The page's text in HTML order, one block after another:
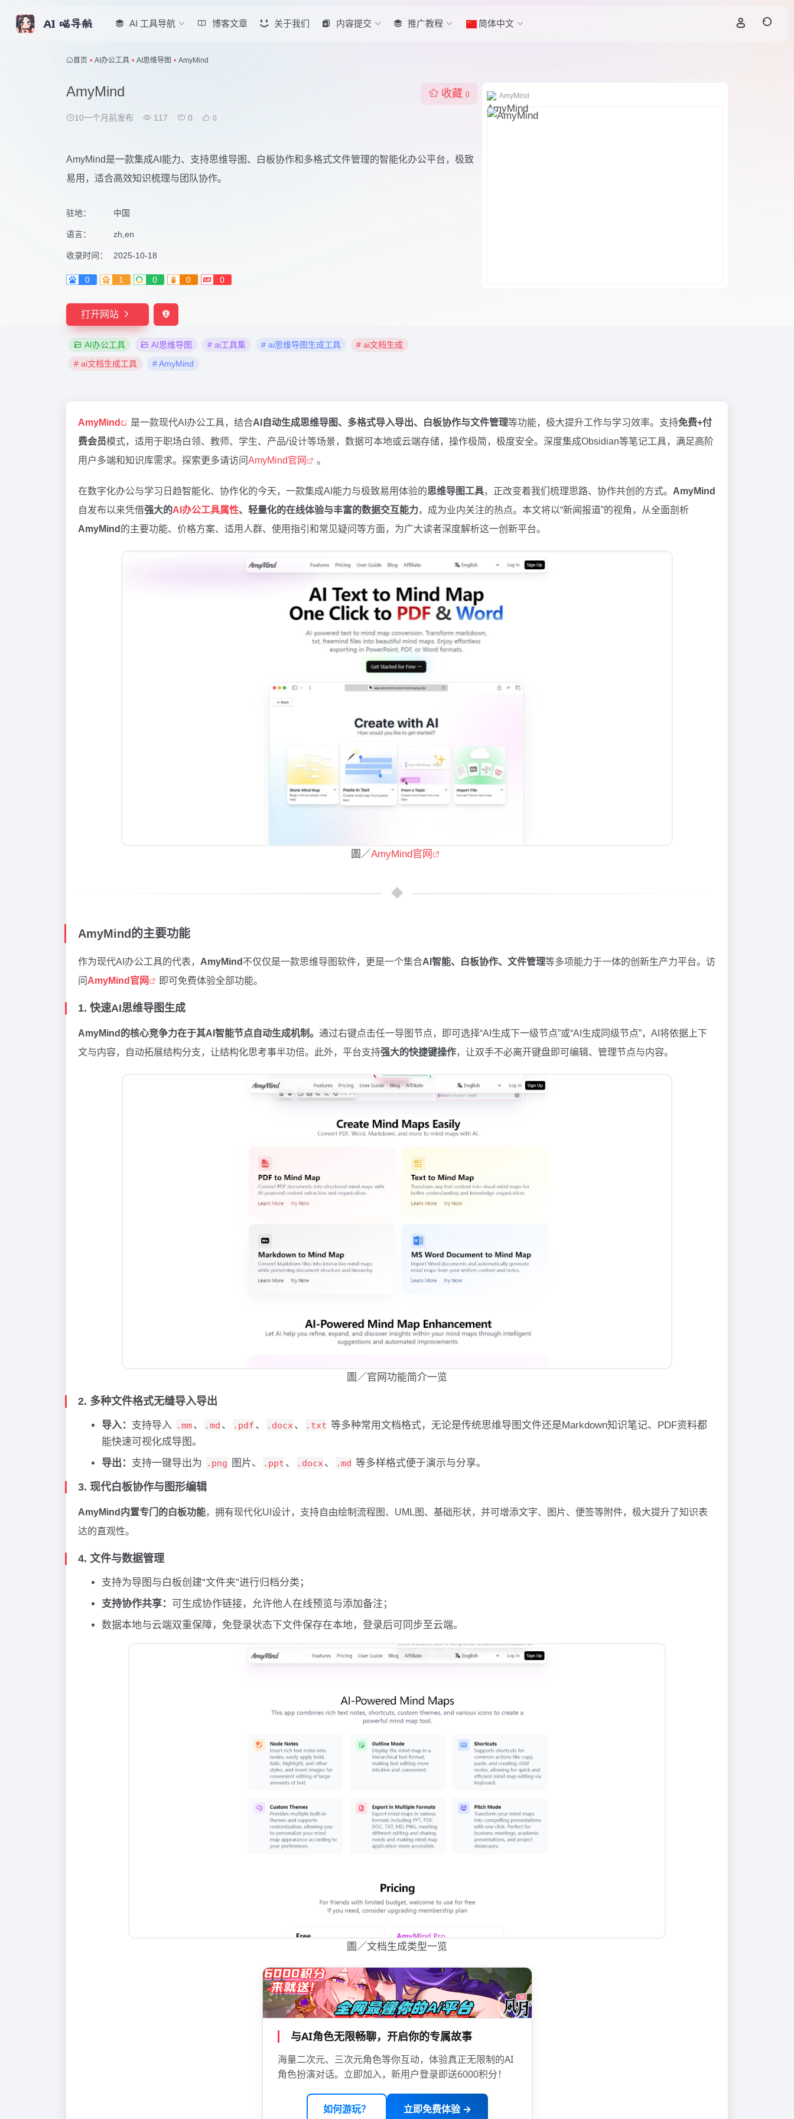
AI 工具导航 博客文章 关于我们 内容提交 推广教程 简体中文
首页 • AI办公工具 • AI思维导图 • AmyMind
AmyMind
10一个月前发布 117 0 0
收藏 0
AmyMind是一款集成AI能力、支持思维导图、白板协作和多格式文件管理的智能化办公平台，极致
易用，适合高效知识梳理与团队协作。
驻地： 中国
语言： zh,en
收录时间： 2025-10-18
0 1 0 0 0
打开网站
AI办公工具 AI思维导图 # ai工具集 # ai思维导图生成工具
# ai文档生成
# ai文档生成工具
# AmyMind
AmyMind
AmyMind 是一款现代AI办公工具，结合AI自动生成思维导图、多格式导入导出、白板协作与文件管理等功能，极大提升工作与学习效率。支持免费+付
费会员模式，适用于职场白领、教师、学生、产品/设计等场景，数据可本地或云端存储，操作极简，极度安全。深度集成Obsidian等笔记工具，满足高阶
用户多端和知识库需求。探索更多请访问AmyMind官网 。
在数字化办公与学习日趋智能化、协作化的今天，一款集成AI能力与极致易用体验的思维导图工具，正改变着我们梳理思路、协作共创的方式。 AmyMind
自发布以来凭借强大的AI办公工具属性、轻量化的在线体验与丰富的数据交互能力，成为业内关注的热点。本文将以“新闻报道”的视角，从全面剖析
AmyMind 的主要功能、价格方案、适用人群、使用指引和常见疑问等方面，为广大读者深度解析这一创新平台。
圖／AmyMind官网
AmyMind的主要功能
作为现代AI办公工具的代表， AmyMind 不仅仅是一款思维导图软件，更是一个集合AI智能、白板协作、文件管理等多项能力于一体的创新生产力平台。访
问 AmyMind官网 即可免费体验全部功能。
1. 快速AI思维导图生成
AmyMind的核心竞争力在于其AI智能节点自动生成机制。 通过右键点击任一导图节点，即可选择“AI生成下一级节点”或“AI生成同级节点”，AI将依据上下
文与内容，自动拓展结构分支，让结构化思考事半功倍。此外，平台支持强大的快捷键操作，让双手不必离开键盘即可编辑、管理节点与内容。
圖／官网功能简介一览
2. 多种文件格式无缝导入导出
导入： 支持导入 .mm、 .md 、 .pdf 、 .docx 、 .txt 等多种常用文档格式，无论是传统思维导图文件还是Markdown知识笔记、PDF资料都
能快速可视化成导图。
导出： 支持一键导出为 .png 图片、 .ppt 、 .docx 、 .md 等多样格式便于演示与分享。
3. 现代白板协作与图形编辑
AmyMind内置专门的白板功能，拥有现代化UI设计，支持自由绘制流程图、UML图、基础形状，并可增添文字、图片、便签等附件，极大提升了知识表
达的直观性。
4. 文件与数据管理
支持为导图与白板创建“文件夹”进行归档分类；
支持协作共享： 可生成协作链接，允许他人在线预览与添加备注；
数据本地与云端双重保障，免登录状态下文件保存在本地，登录后可同步至云端。
圖／文档生成类型一览
与AI角色无限畅聊，开启你的专属故事
海量二次元、三次元角色等你互动，体验真正无限制的AI
角色扮演对话。立即加入，新用户登录即送6000积分！
如何游玩？ 立即免费体验 →